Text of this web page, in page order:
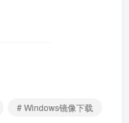
# Windows镜像下载